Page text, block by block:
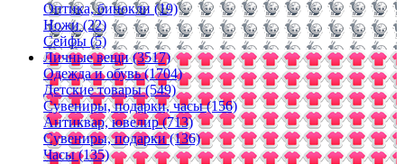
Оптика, бинокли (19)
Ножи (22)
Сейфы (5)
Личные вещи (3517)
Одежда и обувь (1704)
Детские товары (549)
Сувениры, подарки, часы (156)
Антиквар, ювелир (713)
Сувениры, подарки (136)
Часы (135)